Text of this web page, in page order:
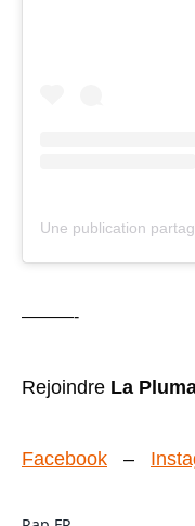
———-
Rejoindre La
Facebook –